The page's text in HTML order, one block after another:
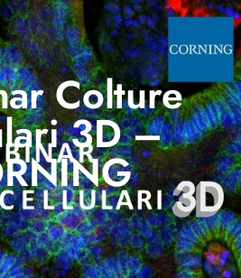
Colture
3D –